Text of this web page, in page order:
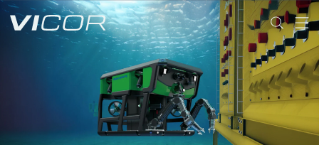
Skip to main content